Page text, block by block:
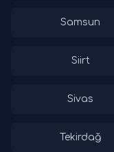
Samsun
Siirt
Sivas
Tekirdağ